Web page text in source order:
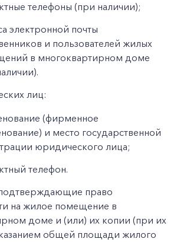
телефоны (при наличии);
электронной почты
и пользователей жилых
в многоквартирном доме
лиц:
(фирменное
и место государственной
юридического лица;
телефон.
право
на жилое помещение в
доме и (или) их копии (при их
общей площади жилого